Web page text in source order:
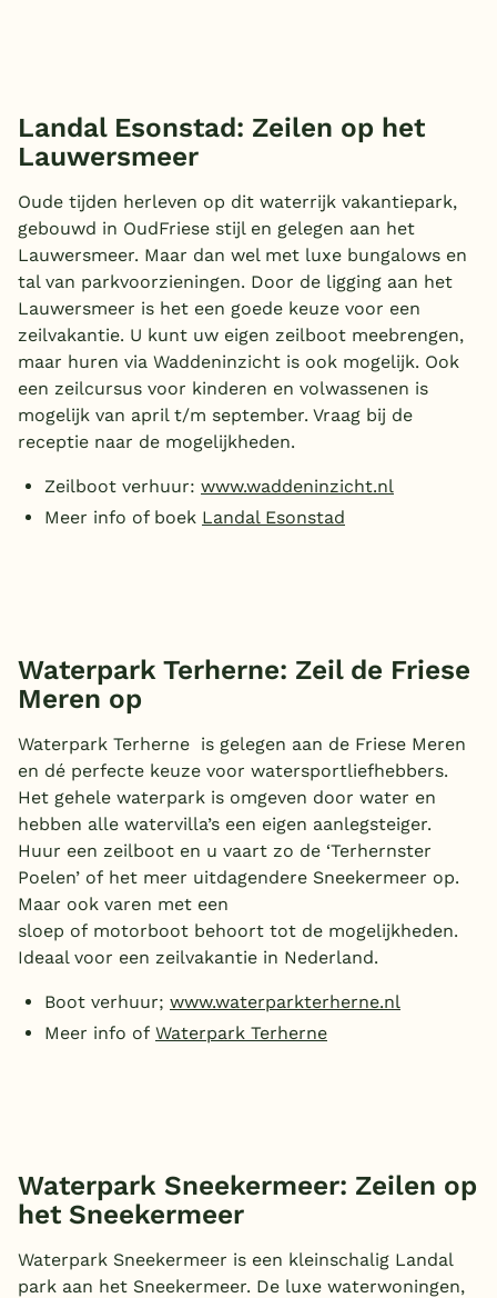
Landal Esonstad: Zeilen op het
Lauwersmeer
Oude tijden herleven op dit waterrijk vakantiepark,
gebouwd in OudFriese stijl en gelegen aan het
Lauwersmeer. Maar dan wel met luxe bungalows en
tal van parkvoorzieningen. Door de ligging aan het
Lauwersmeer is het een goede keuze voor een
zeilvakantie. U kunt uw eigen zeilboot meebrengen,
maar huren via Waddeninzicht is ook mogelijk. Ook
een zeilcursus voor kinderen en volwassenen is
mogelijk van april t/m september. Vraag bij de
receptie naar de mogelijkheden.
Zeilboot verhuur: www.waddeninzicht.nl
Meer info of boek Landal Esonstad
Waterpark Terherne: Zeil de Friese
Meren op
Waterpark Terherne is gelegen aan de Friese Meren
en dé perfecte keuze voor watersportliefhebbers.
Het gehele waterpark is omgeven door water en
hebben alle watervilla’s een eigen aanlegsteiger.
Huur een zeilboot en u vaart zo de ‘Terhernster
Poelen’ of het meer uitdagendere Sneekermeer op.
Maar ook varen met een
sloep of motorboot behoort tot de mogelijkheden.
Ideaal voor een zeilvakantie in Nederland.
Boot verhuur; www.waterparkterherne.nl
Meer info of Waterpark Terherne
Waterpark Sneekermeer: Zeilen op
het Sneekermeer
Waterpark Sneekermeer is een kleinschalig Landal
park aan het Sneekermeer. De luxe waterwoningen,